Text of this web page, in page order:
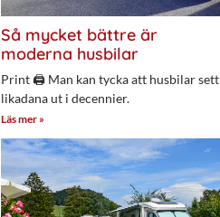
Så mycket bättre är
moderna husbilar
Print 🖨 Man kan tycka att husbilar sett
likadana ut i decennier.
Läs mer »